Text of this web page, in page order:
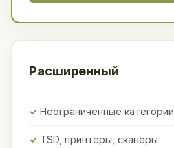
Расширенный
Неограниченные категории
TSD, принтеры, сканеры